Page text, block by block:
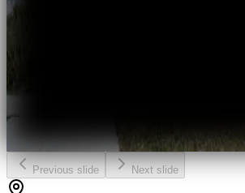
Previous slide Next slide